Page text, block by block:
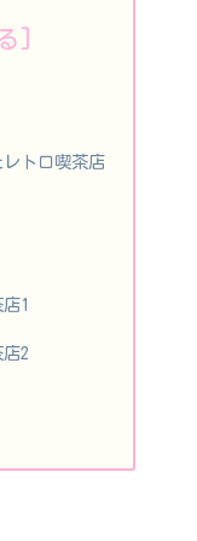
トロ喫茶店
1
2